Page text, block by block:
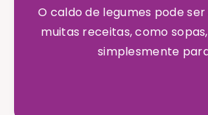
O caldo de legumes pode
muitas receitas, como
simplesmente